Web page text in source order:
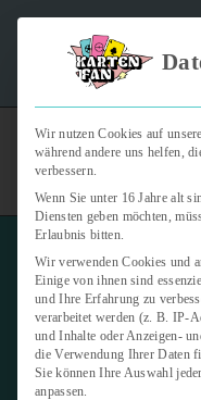
"Kartenfan – Der
Wir nutzen Cookies auf
während andere uns helfen,
verbessern.
Wenn Sie unter 16 Jahre alt
Diensten geben möchten,
Erlaubnis bitten.
Wir verwenden Cookies und
Einige von ihnen sind
und Ihre Erfahrung zu
verarbeitet werden (z. B. IP-
und Inhalte oder Anzeigen-
die Verwendung Ihrer Daten
Sie können Ihre Auswahl
anpassen.